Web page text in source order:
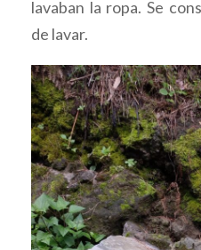
lavaban la ropa. Se
de lavar.